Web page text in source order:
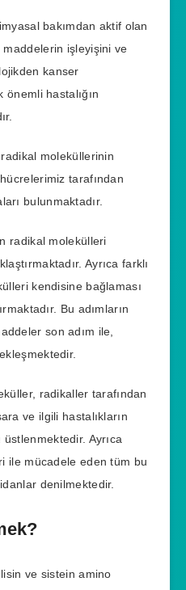
bakımdan aktif olan
işleyişini ve
kanser
önemli hastalığın
moleküllerinin
tarafından
bulunmaktadır.
radikal molekülleri
Ayrıca farklı
kendisine bağlaması
Bu adımların
son adım ile,
radikaller tarafından
ve ilgili hastalıkların
Ayrıca
ile mücadele eden tüm bu
denilmektedir.
ve sistein amino